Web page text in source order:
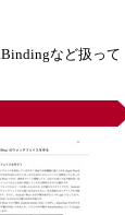
など扱って